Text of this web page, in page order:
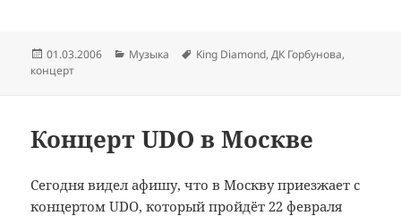
Опубликовано
01.03.2006 Рубрики
Музыка Метки
King Diamond,ДК Горбунова,
концерт
Концерт UDO в Москве
Сегодня видел афишу, что в Москву приезжает с
концертом UDO, который пройдёт 22 февраля